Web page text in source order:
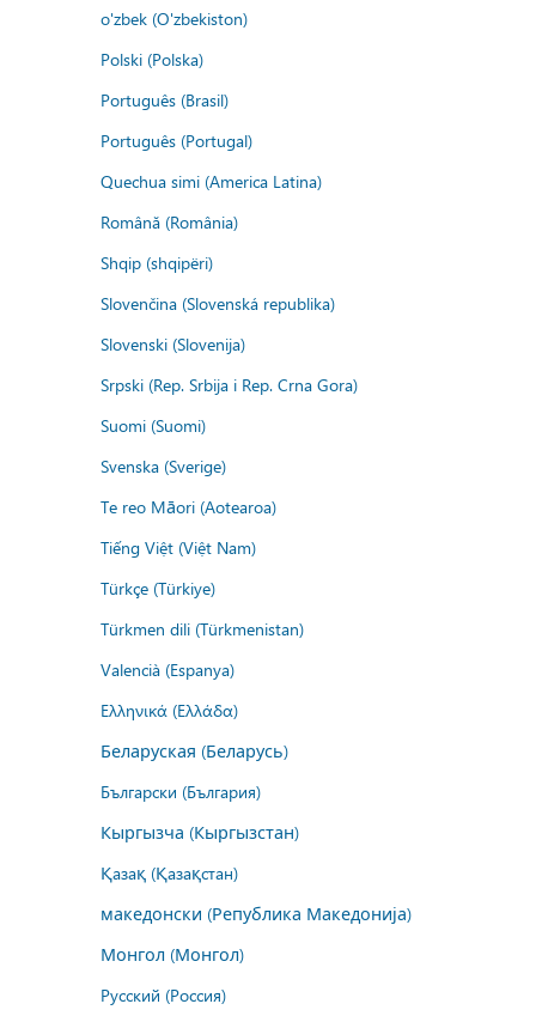
o'zbek (O'zbekiston)
Polski (Polska)
Português (Brasil)
Português (Portugal)
Quechua simi (America Latina)
Română (România)
Shqip (shqipëri)
Slovenčina (Slovenská republika)
Slovenski (Slovenija)
Srpski (Rep. Srbija i Rep. Crna Gora)
Suomi (Suomi)
Svenska (Sverige)
Te reo Māori (Aotearoa)
Tiếng Việt (Việt Nam)
Türkçe (Türkiye)
Türkmen dili (Türkmenistan)
Valencià (Espanya)
Ελληνικά (Ελλάδα)
Беларуская (Беларусь)
Български (България)
Кыргызча (Кыргызстан)
Қазақ (Қазақстан)
македонски (Република Македонија)
Монгол (Монгол)
Русский (Россия)